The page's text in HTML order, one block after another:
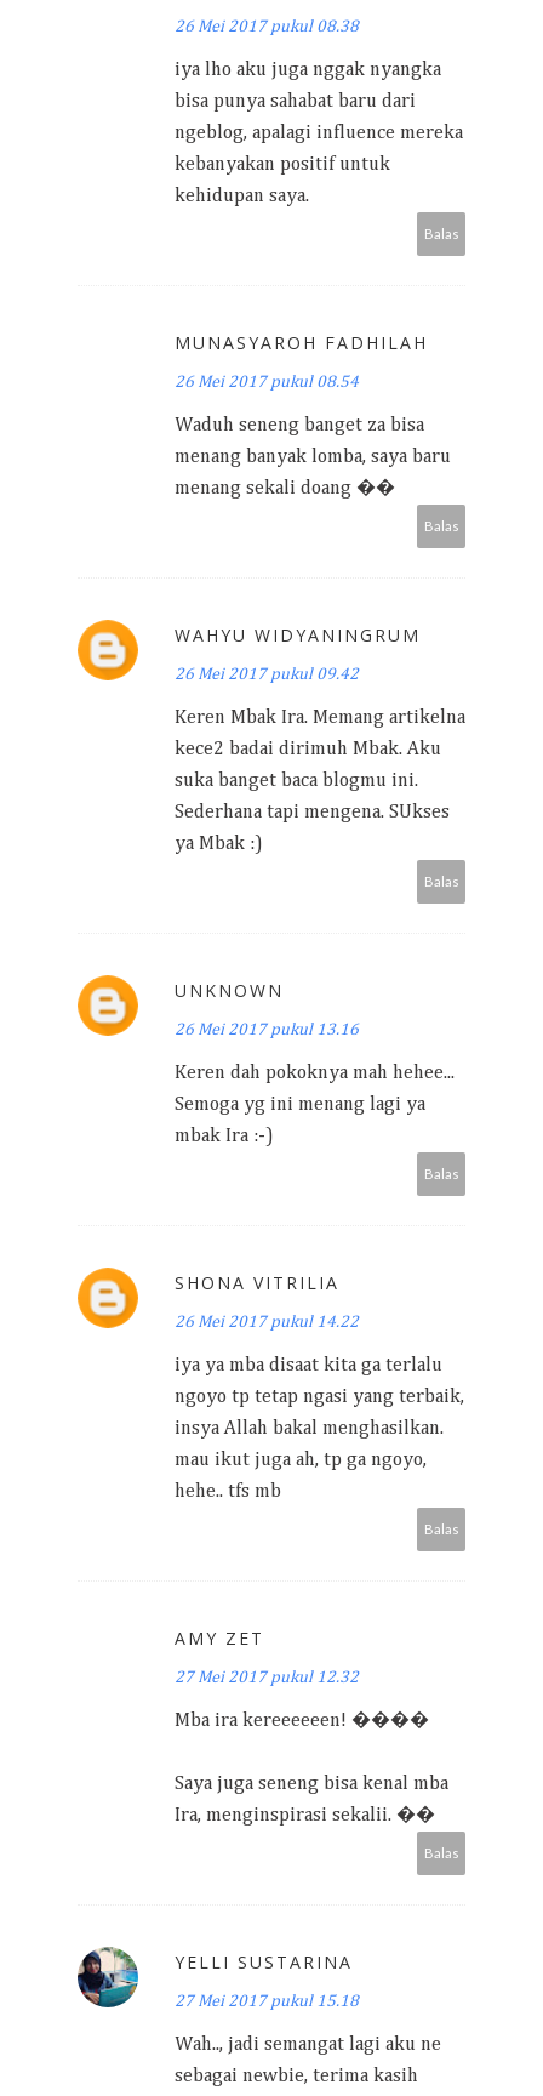
26 Mei 2017 pukul 08.38
iya lho aku juga nggak nyangka
bisa punya sahabat baru dari
ngeblog, apalagi influence mereka
kebanyakan positif untuk
kehidupan saya.
Balas
MUNASYAROH FADHILAH
26 Mei 2017 pukul 08.54
Waduh seneng banget za bisa
menang banyak lomba, saya baru
menang sekali doang ��
Balas
WAHYU WIDYANINGRUM
26 Mei 2017 pukul 09.42
Keren Mbak Ira. Memang artikelna
kece2 badai dirimuh Mbak. Aku
suka banget baca blogmu ini.
Sederhana tapi mengena. SUkses
ya Mbak :)
Balas
UNKNOWN
26 Mei 2017 pukul 13.16
Keren dah pokoknya mah hehee...
Semoga yg ini menang lagi ya
mbak Ira :-)
Balas
SHONA VITRILIA
26 Mei 2017 pukul 14.22
iya ya mba disaat kita ga terlalu
ngoyo tp tetap ngasi yang terbaik,
insya Allah bakal menghasilkan.
mau ikut juga ah, tp ga ngoyo,
hehe.. tfs mb
Balas
AMY ZET
27 Mei 2017 pukul 12.32
Mba ira kereeeeeen! ����
Saya juga seneng bisa kenal mba
Ira, menginspirasi sekalii. ��
Balas
YELLI SUSTARINA
27 Mei 2017 pukul 15.18
Wah.., jadi semangat lagi aku ne
sebagai newbie, terima kasih